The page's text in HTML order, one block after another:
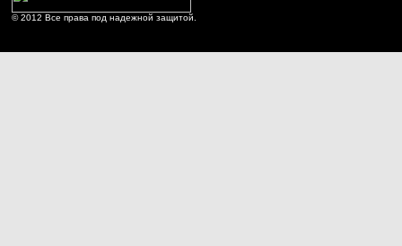
© 2012 Все права под надежной защитой.